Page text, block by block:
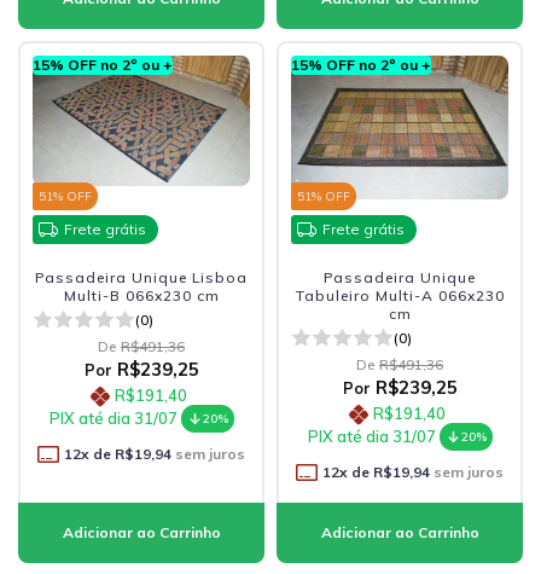
15% OFF no 2º ou +
51% OFF
Frete grátis
Passadeira Unique Lisboa
Multi-B 066x230 cm
(0)
De R$491,36
Por R$239,25
R$191,40
PIX até dia 31/07
20%
12x de R$19,94 sem juros
15% OFF no 2º ou +
51% OFF
Frete grátis
Passadeira Unique
Tabuleiro Multi-A 066x230
cm
(0)
De R$491,36
Por R$239,25
R$191,40
PIX até dia 31/07
20%
12x de R$19,94 sem juros